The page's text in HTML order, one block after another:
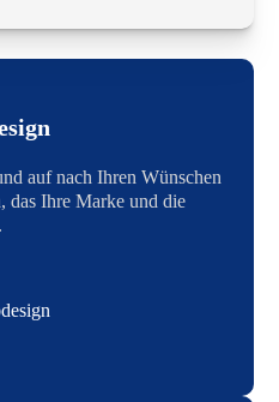
auf nach Ihren Wünschen
das Ihre Marke und die